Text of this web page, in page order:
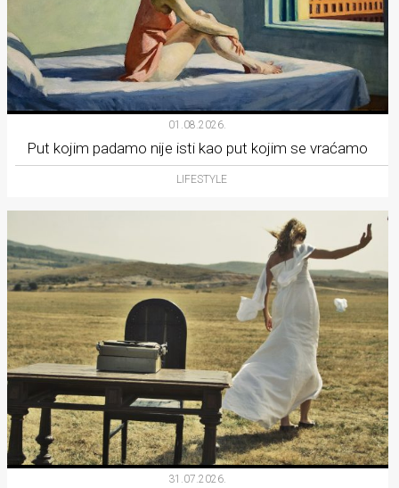
01.08.2026.
Put kojim padamo nije isti kao put kojim se vraćamo
LIFESTYLE
31.07.2026.